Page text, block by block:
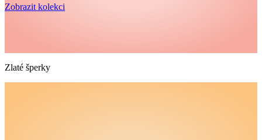
Zobrazit kolekci
Zlaté šperky